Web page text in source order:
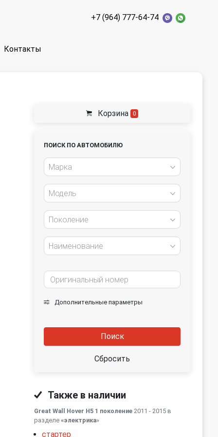
+7 (964) 777-64-74
Контакты
Корзина 0
ПОИСК ПО АВТОМОБИЛЮ
Марка
Модель
Поколение
Наименование
Дополнительные параметры
Поиск
Сбросить
Также в наличии
Great Wall Hover H5 1 поколение 2011 - 2015 в
разделе «электрика»
стартер